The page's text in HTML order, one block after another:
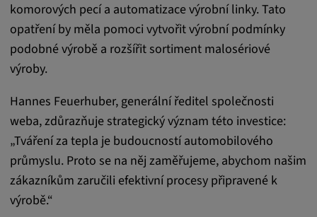
komorových pecí a automatizace výrobní linky. Tato
opatření by měla pomoci vytvořit výrobní podmínky
podobné výrobě a rozšířit sortiment malosériové
výroby.
Hannes Feuerhuber, generální ředitel společnosti
weba, zdůrazňuje strategický význam této investice:
„Tváření za tepla je budoucností automobilového
průmyslu. Proto se na něj zaměřujeme, abychom našim
zákazníkům zaručili efektivní procesy připravené k
výrobě.“
Název:
DV, SOCS, NID, AEC, CONSENT, OGPC
Účel:
Tyto soubory cookie se používají k ukládání
preferencí uživatele a dalších informací
Trvání cookies:
3 dny